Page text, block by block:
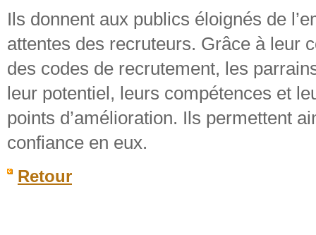
Ils donnent aux publics éloignés de
attentes des recruteurs. Grâce à leur
des codes de recrutement, les
leur potentiel, leurs compétences et
points d’amélioration. Ils permettent
confiance en eux.
Retour